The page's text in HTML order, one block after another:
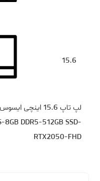
15.6
DDR5-512GB SSD-
RTX2050-FHD